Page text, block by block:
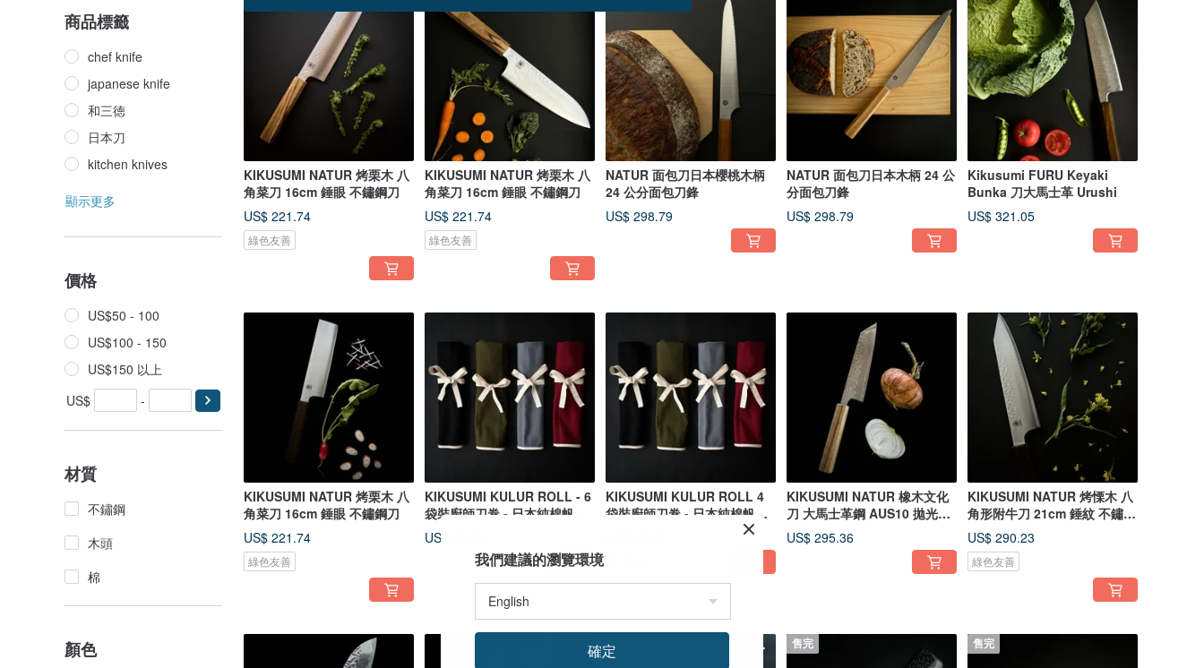
商品標籤
chef knife
japanese knife
和三徳
日本刀
kitchen knives
顯示更多
價格
US$50 - 100
US$100 - 150
US$150 以上
US$
-
材質
不鏽鋼
木頭
棉
顏色
KIKUSUMI NATUR 烤栗木 八
角菜刀 16cm 錘眼 不鏽鋼刀
US$ 221.74
綠色友善
KIKUSUMI NATUR 烤栗木 八
角菜刀 16cm 錘眼 不鏽鋼刀
US$ 221.74
綠色友善
NATUR 面包刀日本櫻桃木柄
24 公分面包刀鋒
US$ 298.79
NATUR 面包刀日本木柄 24 公
分面包刀鋒
US$ 298.79
Kikusumi FURU Keyaki
Bunka 刀大馬士革 Urushi
US$ 321.05
KIKUSUMI NATUR 烤栗木 八
角菜刀 16cm 錘眼 不鏽鋼刀
US$ 221.74
綠色友善
KIKUSUMI KULUR ROLL - 6
袋裝廚師刀卷 - 日本純棉帆布
手工製造
US$ 76.20
KIKUSUMI KULUR ROLL 4
袋裝廚師刀卷 - 日本純棉帆布
KIKUSUMI NATUR 橡木文化
刀 大馬士革鋼 AUS10 拋光錘
擊處理 17
US$ 295.36
KIKUSUMI NATUR 烤慄木 八
角形附牛刀 21cm 錘紋 不鏽鋼
刀
US$ 290.23
綠色友善
售完 售完
我們建議的瀏覽環境
確定